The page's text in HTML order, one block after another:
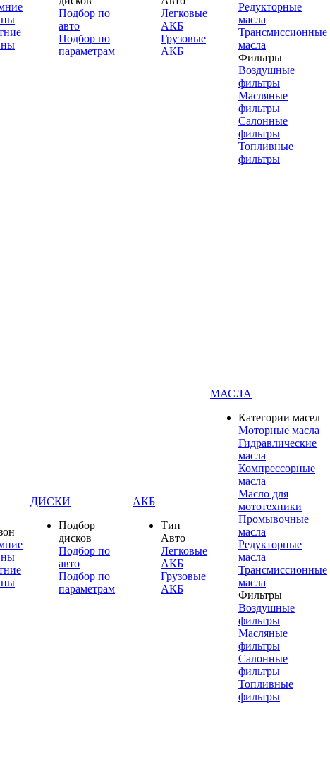
Подбор по
авто
Подбор по
параметрам
Легковые
АКБ
Грузовые
АКБ
Редукторные
масла
Трансмиссионные
масла
Фильтры
Воздушные
фильтры
Масляные
фильтры
Салонные
фильтры
Топливные
фильтры
ДИСКИ
Подбор
дисков
Подбор по
авто
Подбор по
параметрам
АКБ
Тип
Авто
Легковые
АКБ
Грузовые
АКБ
МАСЛА
Категории масел
Моторные масла
Гидравлические
масла
Компрессорные
масла
Масло для
мототехники
Промывочные
масла
Редукторные
масла
Трансмиссионные
масла
Фильтры
Воздушные
фильтры
Масляные
фильтры
Салонные
фильтры
Топливные
фильтры